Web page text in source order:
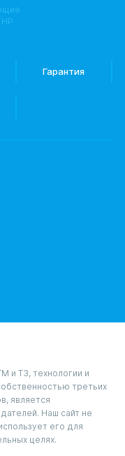
Гарантия
и ТЗ, технологии и
третьих
является
Наш сайт не
его для
целях.